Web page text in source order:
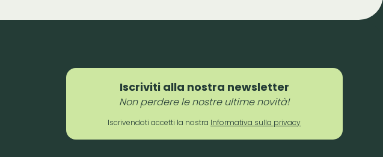
Iscriviti alla nostra newsletter
Non perdere le nostre ultime novità!
Iscrivendoti accetti la nostra Informativa sulla privacy